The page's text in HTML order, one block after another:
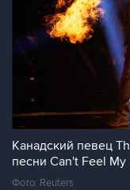
Канадский певец
песни Can't Feel My
Фото: Reuters